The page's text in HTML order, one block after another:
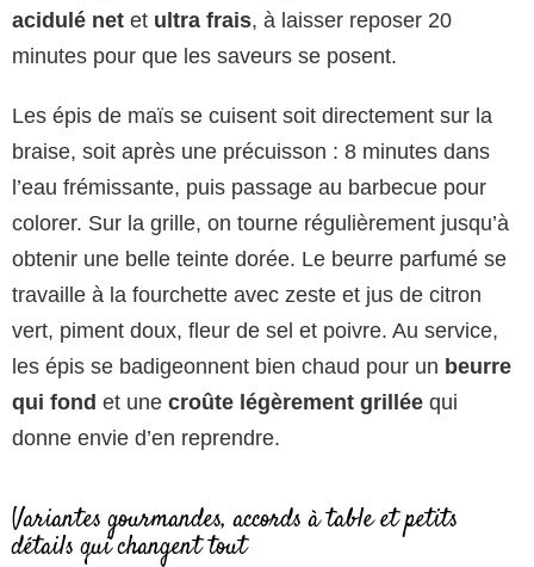
acidulé net et ultra frais, à laisser reposer 20
minutes pour que les saveurs se posent.
Les épis de maïs se cuisent soit directement sur la
braise, soit après une précuisson : 8 minutes dans
l’eau frémissante, puis passage au barbecue pour
colorer. Sur la grille, on tourne régulièrement jusqu’à
obtenir une belle teinte dorée. Le beurre parfumé se
travaille à la fourchette avec zeste et jus de citron
vert, piment doux, fleur de sel et poivre. Au service,
les épis se badigeonnent bien chaud pour un beurre
qui fond et une croûte légèrement grillée qui
donne envie d’en reprendre.
Variantes gourmandes, accords à table et petits
détails qui changent tout